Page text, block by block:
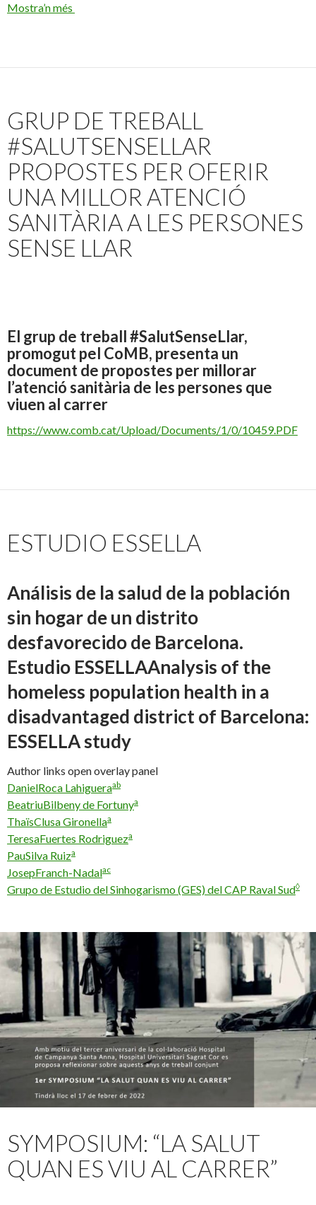
Mostra’n més
GRUP DE TREBALL
#SALUTSENSELLAR
PROPOSTES PER OFERIR
UNA MILLOR ATENCIÓ
SANITÀRIA A LES PERSONES
SENSE LLAR
El grup de treball #SalutSenseLlar,
promogut pel CoMB, presenta un
document de propostes per millorar
l’atenció sanitària de les persones que
viuen al carrer
https://www.comb.cat/Upload/Documents/1/0/10459.PDF
ESTUDIO ESSELLA
Análisis de la salud de la población
sin hogar de un distrito
desfavorecido de Barcelona.
Estudio ESSELLAAnalysis of the
homeless population health in a
disadvantaged district of Barcelona:
ESSELLA study
Author links open overlay panel
DanielRoca Lahigueraab
BeatriuBilbeny de Fortunya
ThaïsClusa Gironellaa
TeresaFuertes Rodrigueza
PauSilva Ruiza
JosepFranch-Nadalac
Grupo de Estudio del Sinhogarismo (GES) del CAP Raval Sud◊
SYMPOSIUM: “LA SALUT
QUAN ES VIU AL CARRER”